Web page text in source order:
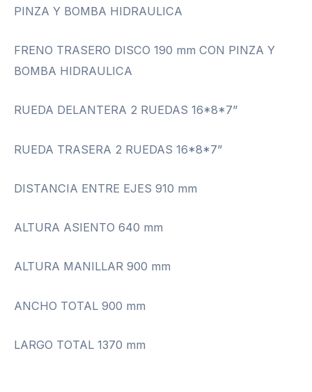
PINZA Y BOMBA HIDRAULICA
FRENO TRASERO DISCO 190 mm CON PINZA Y
BOMBA HIDRAULICA
RUEDA DELANTERA 2 RUEDAS 16*8*7”
RUEDA TRASERA 2 RUEDAS 16*8*7”
DISTANCIA ENTRE EJES 910 mm
ALTURA ASIENTO 640 mm
ALTURA MANILLAR 900 mm
ANCHO TOTAL 900 mm
LARGO TOTAL 1370 mm